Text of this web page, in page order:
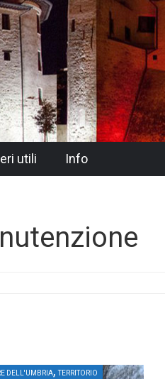
utili Info
DELL'UMBRIA,TERRITORIO